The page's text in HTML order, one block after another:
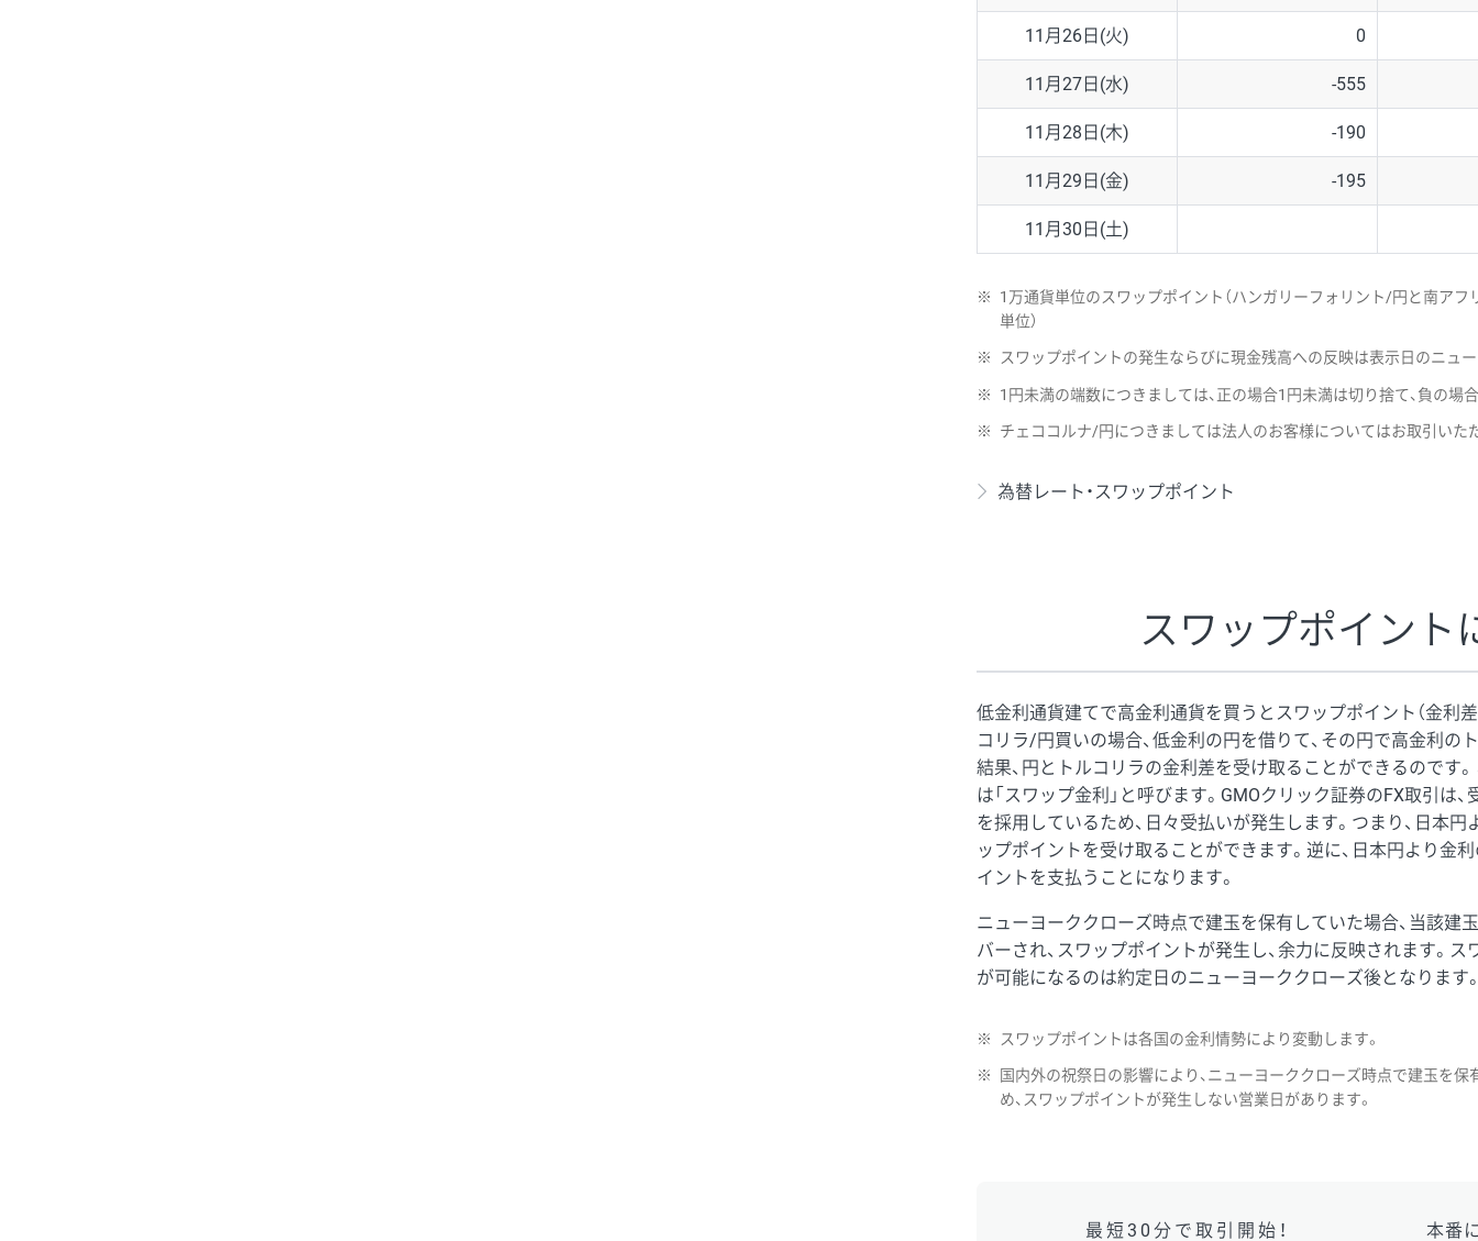
11月26日(火) 0
11月27日(水) -555
11月28日(木) -190
11月29日(金) -195
11月30日(土)
※
1万通貨単位のスワップポイント（ハンガリーフォリント/円と南ア
単位）
※ スワップポイントの発生ならびに現金残高への反映は表示日のニュ
※ 1円未満の端数につきましては、正の場合1円未満は切り捨て、負の場
※ チェココルナ/円につきましては法人のお客様についてはお取引いた
為替レート・スワップポイント
スワップポイント
低金利通貨建てで高金利通貨を買うとスワップポイント（金利
コリラ/円買いの場合、低金利の円を借りて、その円で高金利の
結果、円とトルコリラの金利差を受け取ることができるのです
は「スワップ金利」と呼びます。GMOクリック証券のFX取引は
を採用しているため、日々受払いが発生します。つまり、日本
ップポイントを受け取ることができます。逆に、日本円より金
イントを支払うことになります。
ニューヨーククローズ時点で建玉を保有していた場合、当該建
バーされ、スワップポイントが発生し、余力に反映されます。
が可能になるのは約定日のニューヨーククローズ後となります
※ スワップポイントは各国の金利情勢により変動します。
※
国内外の祝祭日の影響により、ニューヨーククローズ時点で建玉を
め、スワップポイントが発生しない営業日があります。
最短30分で取引開始！ 本番